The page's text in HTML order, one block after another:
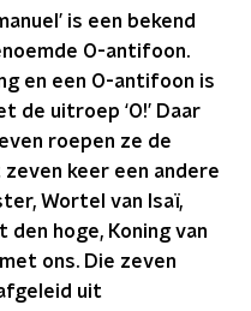
is een bekend
O-antifoon.
en een O-antifoon is
de uitroep ‘O!’ Daar
roepen ze de
keer een andere
Wortel van Isaï,
den hoge, Koning van
ons. Die zeven
uit